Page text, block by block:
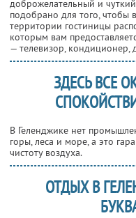
доброжелательный и
подобрано для того, чтобы
территории гостиницы
которым вам
— телевизор, кондиционер,
ЗДЕСЬ ВСЕ
В Геленджике нет
горы, леса и море, а это
чистоту воздуха.
ОТДЫХ В